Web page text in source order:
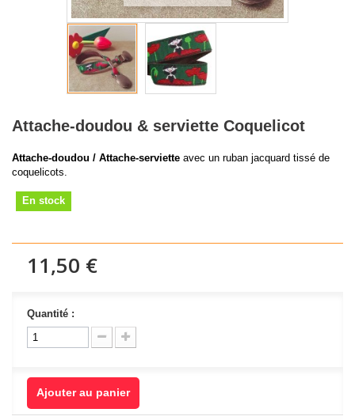
Attache-doudou & serviette Coquelicot
Attache-doudou / Attache-serviette avec un ruban jacquard tissé de
coquelicots.
En stock
11,50 €
Quantité :
Ajouter au panier